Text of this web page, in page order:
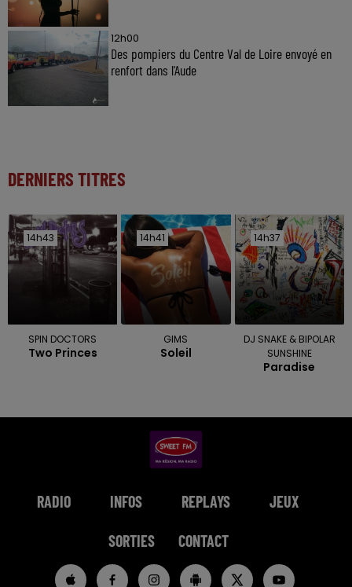
12h00
Des pompiers du Centre Val de Loire envoyé en
renfort dans l'Aude
DERNIERS TITRES
14h43
14h43
SPIN DOCTORS
Two Princes
14h41
14h41
GIMS
Soleil
14h37
14h37
DJ SNAKE & BIPOLAR
SUNSHINE
Paradise
RADIO INFOS REPLAYS JEUX
SORTIES CONTACT